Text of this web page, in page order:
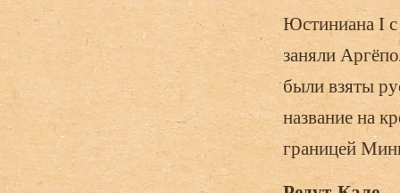
Юстиниана I с
заняли
были взяты
название на
границей